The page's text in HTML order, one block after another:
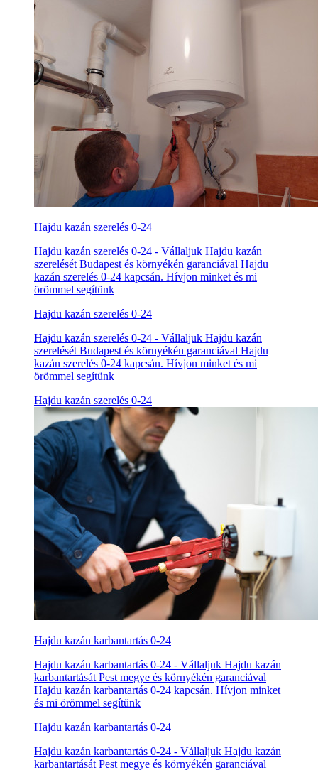
Hajdu kazán szerelés 0-24
Hajdu kazán szerelés 0-24 - Vállaljuk Hajdu kazán
szerelését Budapest és környékén garanciával Hajdu
kazán szerelés 0-24 kapcsán. Hívjon minket és mi
örömmel segítünk
Hajdu kazán szerelés 0-24
Hajdu kazán szerelés 0-24 - Vállaljuk Hajdu kazán
szerelését Budapest és környékén garanciával Hajdu
kazán szerelés 0-24 kapcsán. Hívjon minket és mi
örömmel segítünk
Hajdu kazán szerelés 0-24
Hajdu kazán karbantartás 0-24
Hajdu kazán karbantartás 0-24 - Vállaljuk Hajdu kazán
karbantartását Pest megye és környékén garanciával
Hajdu kazán karbantartás 0-24 kapcsán. Hívjon minket
és mi örömmel segítünk
Hajdu kazán karbantartás 0-24
Hajdu kazán karbantartás 0-24 - Vállaljuk Hajdu kazán
karbantartását Pest megye és környékén garanciával